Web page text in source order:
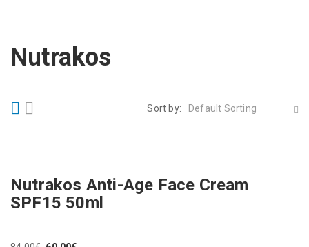
Nutrakos
Sort by: Default Sorting
Nutrakos Anti-Age Face Cream
SPF15 50ml